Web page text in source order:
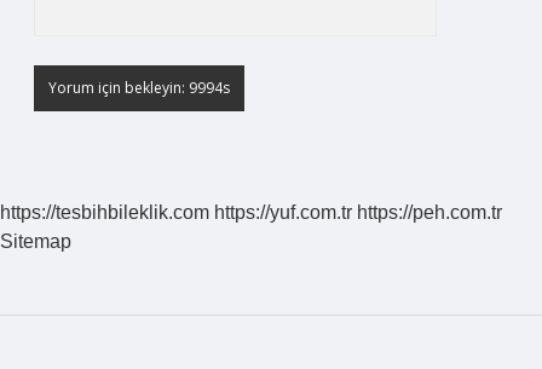
https://tesbihbileklik.com https://yuf.com.tr https://peh.com.tr
Sitemap